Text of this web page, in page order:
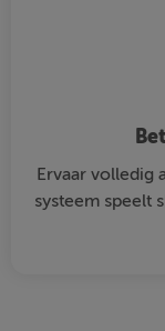
Ervaar volledig
systeem speelt